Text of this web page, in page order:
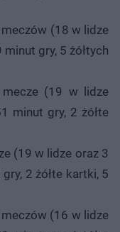
(18 w lidze
gry, 5 żółtych
(19 w lidze
minut gry, 2 żółte
(19 w lidze oraz 3
2 żółte kartki, 5
(16 w lidze